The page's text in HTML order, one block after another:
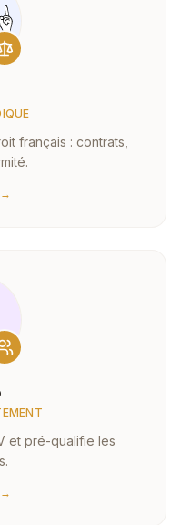
français : contrats,
et pré-qualifie les